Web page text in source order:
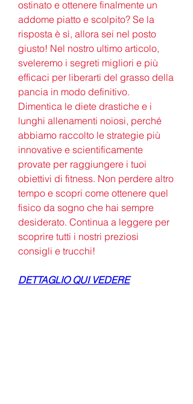
ostinato e ottenere finalmente un
addome piatto e scolpito? Se la
risposta è sì, allora sei nel posto
giusto! Nel nostro ultimo articolo,
sveleremo i segreti migliori e più
efficaci per liberarti del grasso della
pancia in modo definitivo.
Dimentica le diete drastiche e i
lunghi allenamenti noiosi, perché
abbiamo raccolto le strategie più
innovative e scientificamente
provate per raggiungere i tuoi
obiettivi di fitness. Non perdere altro
tempo e scopri come ottenere quel
fisico da sogno che hai sempre
desiderato. Continua a leggere per
scoprire tutti i nostri preziosi
consigli e trucchi!
DETTAGLIO QUI VEDERE